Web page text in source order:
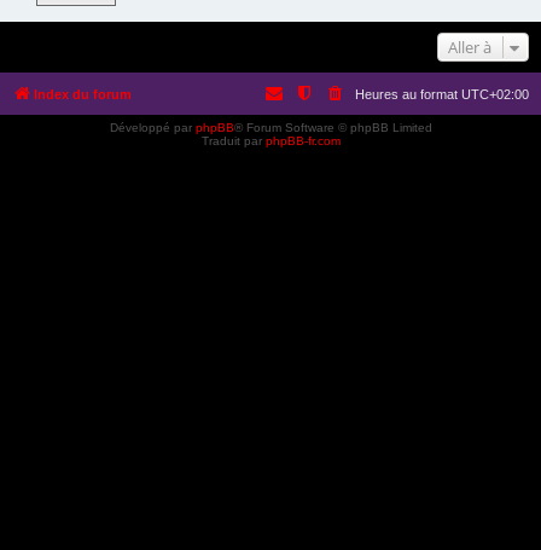
Aller à
Index du forum Heures au format UTC+02:00
Développé par phpBB® Forum Software © phpBB Limited
Traduit par phpBB-fr.com